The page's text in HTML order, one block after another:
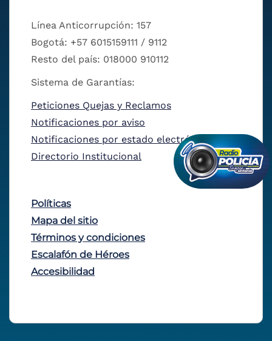
Línea Anticorrupción: 157
Bogotá: +57 6015159111 / 9112
Resto del país: 018000 910112
Sistema de Garantías:
Peticiones Quejas y Reclamos
Notificaciones por aviso
Notificaciones por estado electrónico
Directorio Institucional
Políticas
Mapa del sitio
Términos y condiciones
Escalafón de Héroes
Accesibilidad